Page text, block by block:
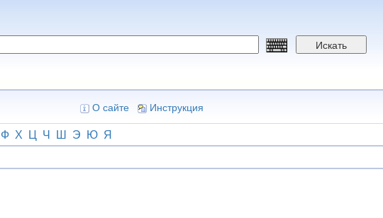
Искать
О сайте Инструкция
Ф Х Ц Ч Ш Э Ю Я